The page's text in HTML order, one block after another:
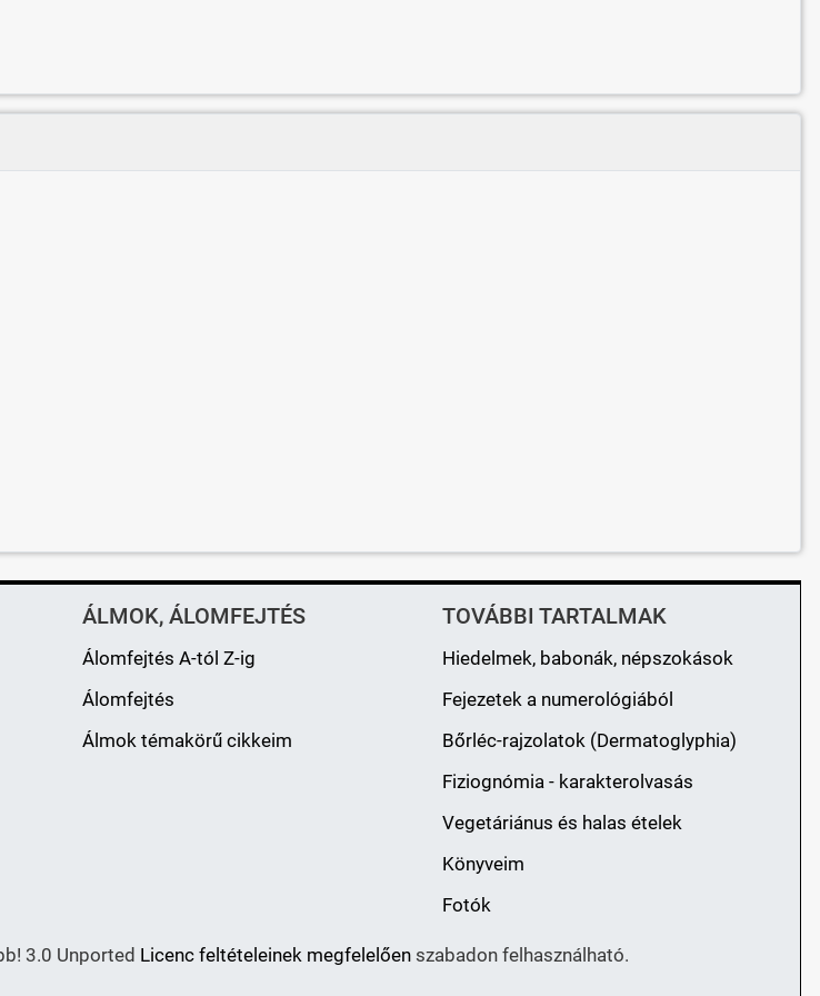
ÁLMOK, ÁLOMFEJTÉS
Álomfejtés A-tól Z-ig
Álomfejtés
Álmok témakörű cikkeim
TOVÁBBI TARTALMAK
Hiedelmek, babonák, népszokások
Fejezetek a numerológiából
Bőrléc-rajzolatok (Dermatoglyphia)
Fiziognómia - karakterolvasás
Vegetáriánus és halas ételek
Könyveim
Fotók
3.0 Unported Licenc feltételeinek megfelelően szabadon felhasználható.